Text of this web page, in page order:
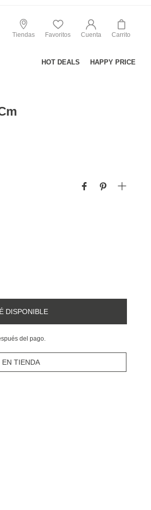
Tiendas Favoritos Cuenta Carrito
HOT DEALS HAPPY PRICE
DISPONIBLE
del pago.
TIENDA